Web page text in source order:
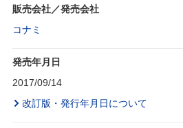
販売会社／発売会社
コナミ
発売年月日
2017/09/14
改訂版・発行年月日について